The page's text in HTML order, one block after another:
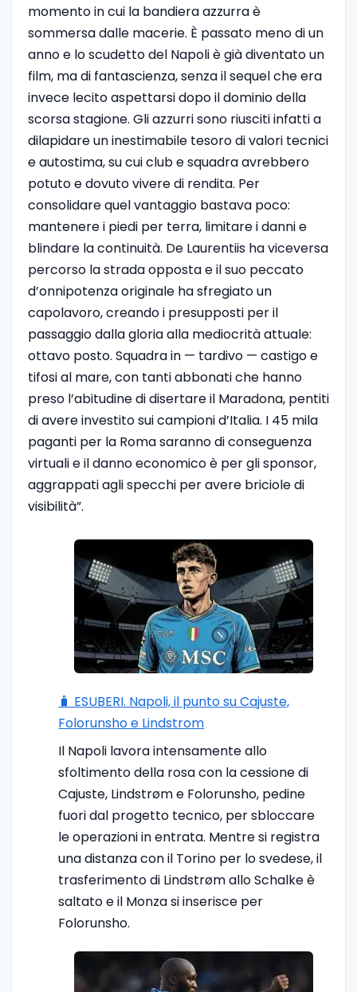
momento in cui la bandiera azzurra è
sommersa dalle macerie. È passato meno di un
anno e lo scudetto del Napoli è già diventato un
film, ma di fantascienza, senza il sequel che era
invece lecito aspettarsi dopo il dominio della
scorsa stagione. Gli azzurri sono riusciti infatti a
dilapidare un inestimabile tesoro di valori tecnici
e autostima, su cui club e squadra avrebbero
potuto e dovuto vivere di rendita. Per
consolidare quel vantaggio bastava poco:
mantenere i piedi per terra, limitare i danni e
blindare la continuità. De Laurentiis ha viceversa
percorso la strada opposta e il suo peccato
d’onnipotenza originale ha sfregiato un
capolavoro, creando i presupposti per il
passaggio dalla gloria alla mediocrità attuale:
ottavo posto. Squadra in — tardivo — castigo e
tifosi al mare, con tanti abbonati che hanno
preso l’abitudine di disertare il Maradona, pentiti
di avere investito sui campioni d’Italia. I 45 mila
paganti per la Roma saranno di conseguenza
virtuali e il danno economico è per gli sponsor,
aggrappati agli specchi per avere briciole di
visibilità”.
🧳 ESUBERI. Napoli, il punto su Cajuste,
Folorunsho e Lindstrom
Il Napoli lavora intensamente allo
sfoltimento della rosa con la cessione di
Cajuste, Lindstrøm e Folorunsho, pedine
fuori dal progetto tecnico, per sbloccare
le operazioni in entrata. Mentre si registra
una distanza con il Torino per lo svedese, il
trasferimento di Lindstrøm allo Schalke è
saltato e il Monza si inserisce per
Folorunsho.